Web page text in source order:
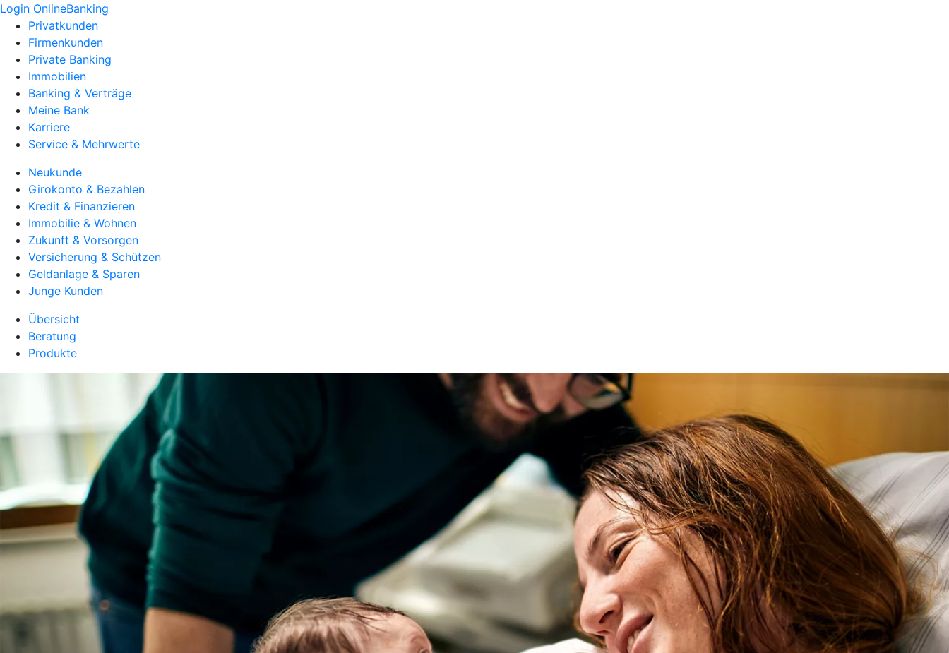
Login OnlineBanking
Privatkunden
Firmenkunden
Private Banking
Immobilien
Banking & Verträge
Meine Bank
Karriere
Service & Mehrwerte
Neukunde
Girokonto & Bezahlen
Kredit & Finanzieren
Immobilie & Wohnen
Zukunft & Vorsorgen
Versicherung & Schützen
Geldanlage & Sparen
Junge Kunden
Übersicht
Beratung
Produkte